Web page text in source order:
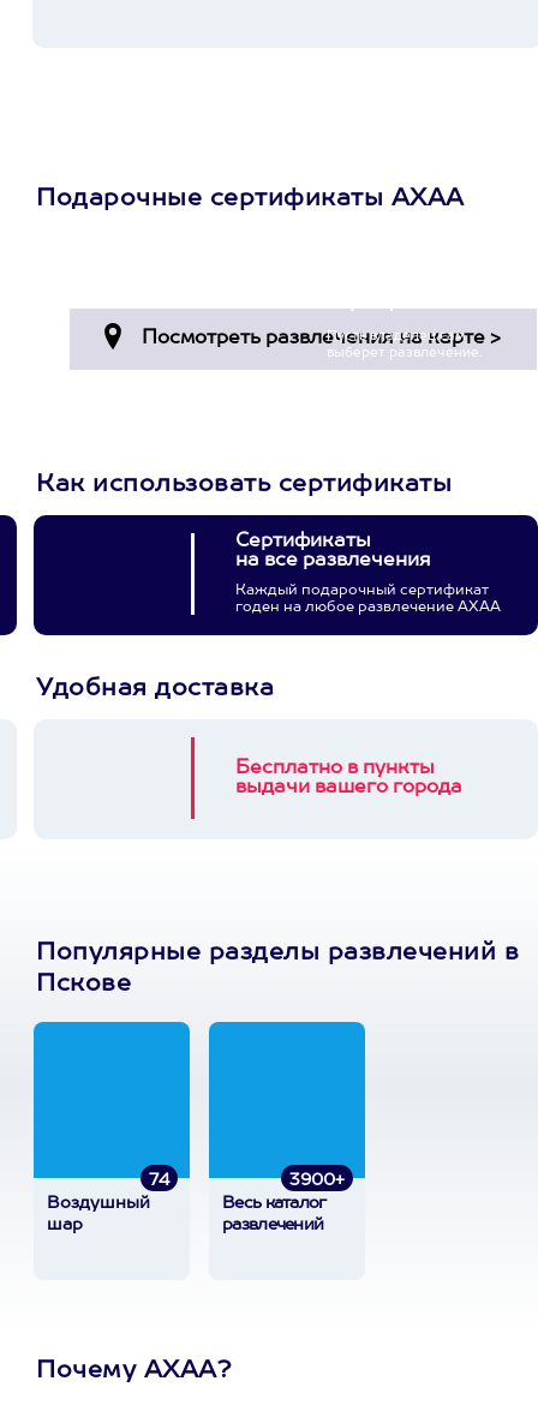
Подарочные сертификаты АХАА
Пусть владелец сам
выберет развлечение.
Как использовать сертификаты
Сертификаты
на все развлечения
Каждый подарочный сертификат
годен на любое развлечение АХАА
Удобная доставка
Бесплатно в пункты
выдачи вашего города
Популярные разделы развлечений в
Пскове
74
Воздушный
шар
3900+
Весь каталог
развлечений
Почему АХАА?